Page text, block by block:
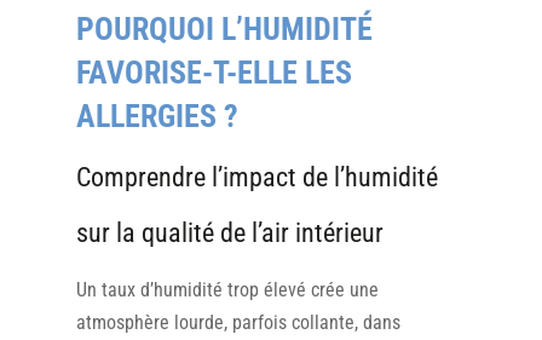
POURQUOI L’HUMIDITÉ
FAVORISE-T-ELLE LES
ALLERGIES ?
Comprendre l’impact de l’humidité
sur la qualité de l’air intérieur
Un taux d’humidité trop élevé crée une
atmosphère lourde, parfois collante, dans